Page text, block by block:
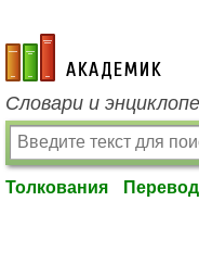
academic.ru
Словари и
Толкования